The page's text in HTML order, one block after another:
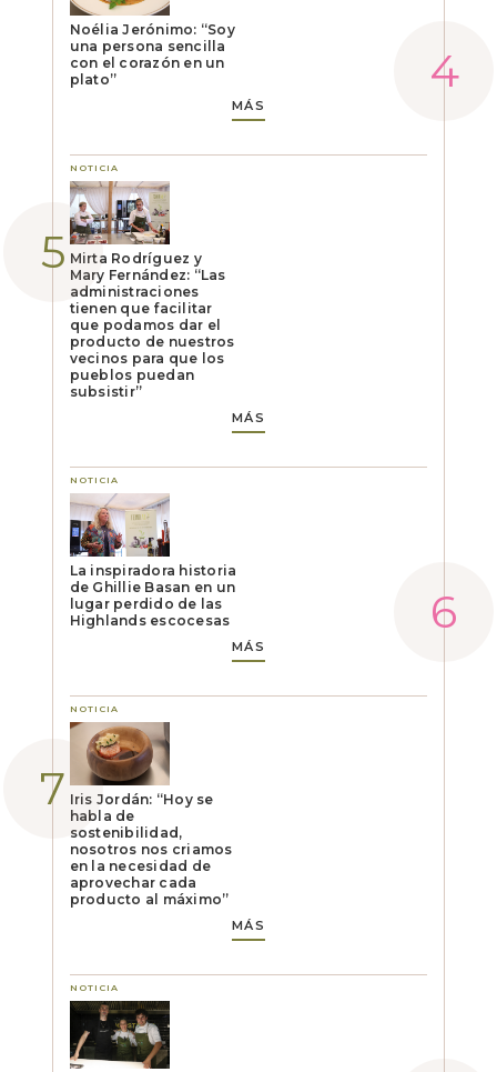
Noélia Jerónimo: “Soy
una persona sencilla
con el corazón en un
plato”
MÁS
NOTICIA
Mirta Rodríguez y
Mary Fernández: “Las
administraciones
tienen que facilitar
que podamos dar el
producto de nuestros
vecinos para que los
pueblos puedan
subsistir”
MÁS
NOTICIA
La inspiradora historia
de Ghillie Basan en un
lugar perdido de las
Highlands escocesas
MÁS
NOTICIA
Iris Jordán: “Hoy se
habla de
sostenibilidad,
nosotros nos criamos
en la necesidad de
aprovechar cada
producto al máximo”
MÁS
NOTICIA